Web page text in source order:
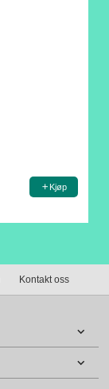
Kjøp
Kontakt oss